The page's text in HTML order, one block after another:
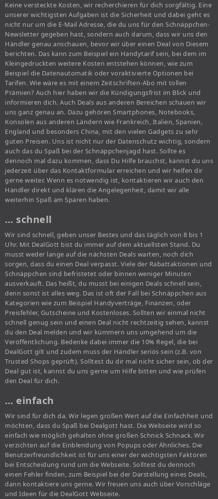
Keine versteckte Kosten, wir recherchieren für dich sorgfältig. Eine
unserer wichtigsten Aufgaben ist die Sicherheit und dabei geht es
nicht nur um die E-Mail Adresse, die du uns für den Schnäppchen-
Newsletter gegeben hast, sondern auch darum, dass wir uns den
Händler genau anschauen, bevor wir über einen Deal von Diesem
berichten. Das kann zum Beispiel ein Handytarif sein, bei dem im
Kleingedruckten weitere Kosten entstehen können, wie zum
Beispiel die Datenautomatik oder voraktivierte Optionen bei
Tarifen. Wie wäre es mit einem Zeitschriften-Abo mit tollen
Prämien? Auch hier haben wir die Kündigungsfrist im Blick und
informieren dich. Auch Deals aus anderen Bereichen schauen wir
uns ganz genau an. Dazu gehören Smartphones, Notebooks,
Konsolen aus anderen Ländern wie Frankreich, Italien, Spanien,
England und besonders China, mit den vielen Gadgets zu sehr
guten Preisen. Uns ist nicht nur der Datenschutz wichtig, sondern
auch das du Spaß bei der Schnäppchenjagd hast. Sollte es
dennoch mal dazu kommen, dass Du Hilfe brauchst, kannst du uns
jederzeit über das Kontaktformular erreichen und wir helfen dir
gerne weiter. Wenn es notwendig ist, kontaktieren wir auch den
Händler direkt und klären die Angelegenheit, damit wir alle
weiterhin Spaß am Sparen haben.
… schnell
Wir sind schnell, geben unser Bestes und das täglich von 8 bis 1
Uhr. Mit DealGott bist du immer auf dem aktuellsten Stand. Du
musst weder lange auf die nächsten Deals warten, noch dich
sorgen, dass du einen Deal verpasst. Viele der Rabattaktionen und
Schnäppchen sind befristetet oder binnen weniger Minuten
ausverkauft. Das heißt, du musst bei einigen Deals schnell sein,
denn sonst ist alles weg. Das ist oft der Fall bei Schnäppchen aus
Kategorien wie zum Beispiel Handyverträge, Finanzen, oder
Preisfehler, Gutscheine und Kostenloses. Sollten wir einmal nicht
schnell genug sein und einen Deal nicht rechtzeitig sehen, kannst
du den Deal melden und wir kümmern uns umgehend um die
Veröffentlichung. Bedenke dabei immer die 10% Regel, die bei
DealGott gilt und zudem muss der Händler seriös sein (z.B. von
Trusted Shops geprüft). Solltest du dir mal nicht sicher sein, ob der
Deal gut ist, kannst du uns gerne um Hilfe bitten und wie prüfen
den Deal für dich.
… einfach
Wir sind für dich da. Wir legen großen Wert auf die Einfachheit und
möchten, dass du Spaß bei Dealgott hast. Die Webseite wird so
einfach wie möglich gehalten ohne großen Schnick Schnack. Wir
verzichten auf die Einblendung von Popups oder Ähnliches. Die
Benutzerfreundlichkeit ist für uns einer der wichtigsten Faktoren
bei Entscheidung rund um die Webseite. Solltest du dennoch
einen Fehler finden, zum Beispiel bei der Darstellung eines Deals,
dann kontaktiere uns gerne. Wir freuen uns auch über Vorschläge
und Ideen für die DealGott Webseite.